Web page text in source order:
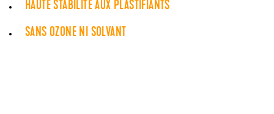
HAUTE STABILITÉ AUX PLASTIFIANTS
SANS OZONE NI SOLVANT